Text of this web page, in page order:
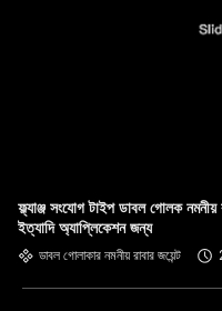
ফ্ল্যাঞ্জ সংযোগ টাইপ ডাবল গোলক নমনীয়
ইত্যাদি অ্যাপ্লিকেশন জন্য
ডাবল গোলাকার নমনীয় রাবার জয়েন্ট